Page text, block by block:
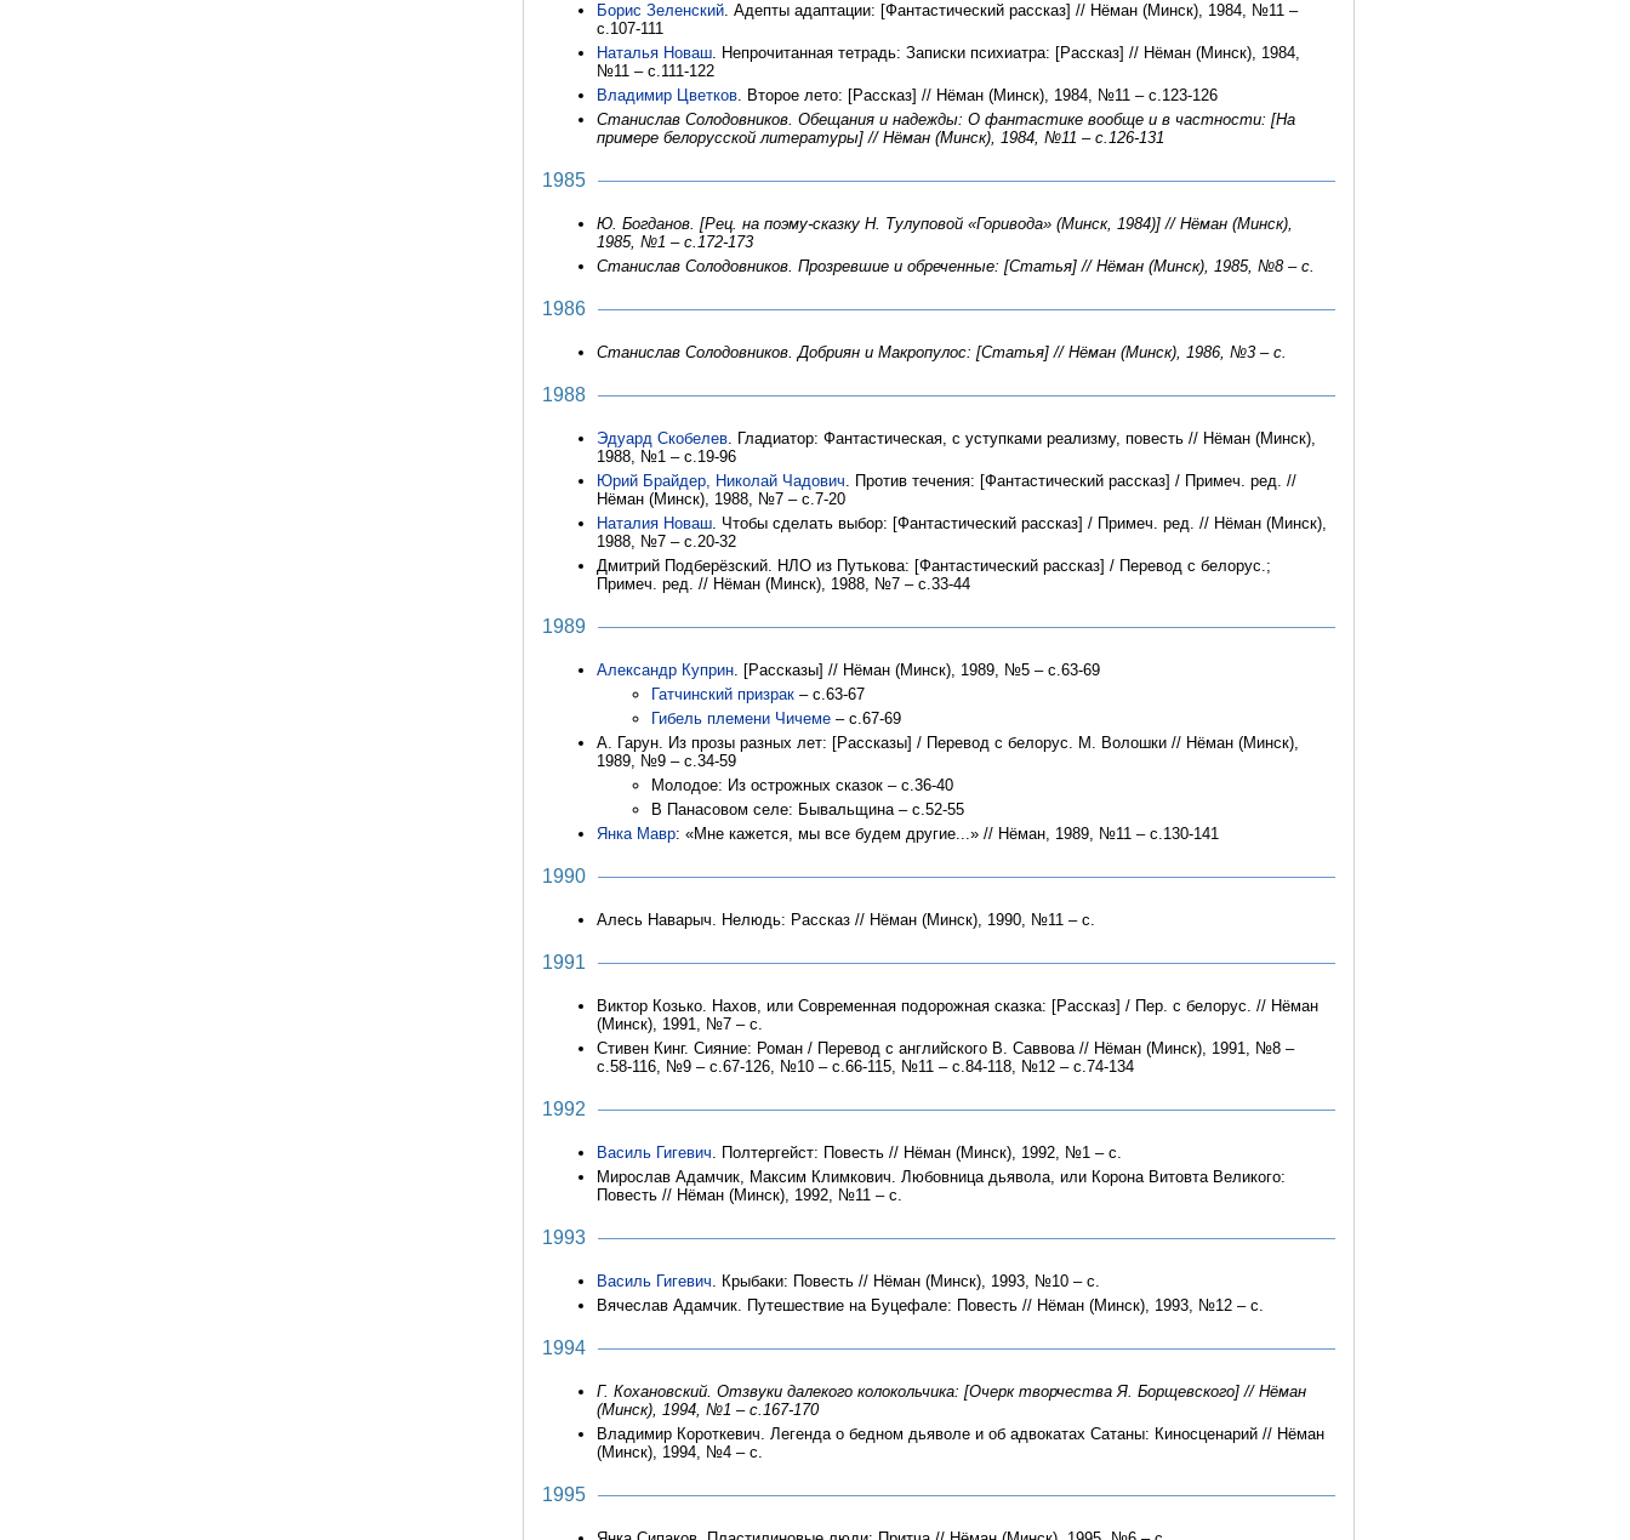
Борис Зеленский. Адепты адаптации: [Фантастический рассказ] // Нёман (Минск), 1984, №11 –
с.107-111
Наталья Новаш. Непрочитанная тетрадь: Записки психиатра: [Рассказ] // Нёман (Минск), 1984,
№11 – с.111-122
Владимир Цветков. Второе лето: [Рассказ] // Нёман (Минск), 1984, №11 – с.123-126
Станислав Солодовников. Обещания и надежды: О фантастике вообще и в частности: [На
примере белорусской литературы] // Нёман (Минск), 1984, №11 – с.126-131
1985
Ю. Богданов. [Рец. на поэму-сказку Н. Тулуповой «Горивода» (Минск, 1984)] // Нёман (Минск),
1985, №1 – с.172-173
Станислав Солодовников. Прозревшие и обреченные: [Статья] // Нёман (Минск), 1985, №8 – с.
1986
Станислав Солодовников. Добриян и Макропулос: [Статья] // Нёман (Минск), 1986, №3 – с.
1988
Эдуард Скобелев. Гладиатор: Фантастическая, с уступками реализму, повесть // Нёман (Минск),
1988, №1 – с.19-96
Юрий Брайдер, Николай Чадович. Против течения: [Фантастический рассказ] / Примеч. ред. //
Нёман (Минск), 1988, №7 – с.7-20
Наталия Новаш. Чтобы сделать выбор: [Фантастический рассказ] / Примеч. ред. // Нёман (Минск),
1988, №7 – с.20-32
Дмитрий Подберёзский. НЛО из Путькова: [Фантастический рассказ] / Перевод с белорус.;
Примеч. ред. // Нёман (Минск), 1988, №7 – с.33-44
1989
Александр Куприн. [Рассказы] // Нёман (Минск), 1989, №5 – с.63-69
Гатчинский призрак – с.63-67
Гибель племени Чичеме – с.67-69
А. Гарун. Из прозы разных лет: [Рассказы] / Перевод с белорус. М. Волошки // Нёман (Минск),
1989, №9 – с.34-59
Молодое: Из острожных сказок – с.36-40
В Панасовом селе: Бывальщина – с.52-55
Янка Мавр: «Мне кажется, мы все будем другие...» // Нёман, 1989, №11 – с.130-141
1990
Алесь Наварыч. Нелюдь: Рассказ // Нёман (Минск), 1990, №11 – с.
1991
Виктор Козько. Нахов, или Современная подорожная сказка: [Рассказ] / Пер. с белорус. // Нёман
(Минск), 1991, №7 – с.
Стивен Кинг. Сияние: Роман / Перевод с английского В. Саввова // Нёман (Минск), 1991, №8 –
с.58-116, №9 – с.67-126, №10 – с.66-115, №11 – с.84-118, №12 – с.74-134
1992
Василь Гигевич. Полтергейст: Повесть // Нёман (Минск), 1992, №1 – с.
Мирослав Адамчик, Максим Климкович. Любовница дьявола, или Корона Витовта Великого:
Повесть // Нёман (Минск), 1992, №11 – с.
1993
Василь Гигевич. Крыбаки: Повесть // Нёман (Минск), 1993, №10 – с.
Вячеслав Адамчик. Путешествие на Буцефале: Повесть // Нёман (Минск), 1993, №12 – с.
1994
Г. Кохановский. Отзвуки далекого колокольчика: [Очерк творчества Я. Борщевского] // Нёман
(Минск), 1994, №1 – с.167-170
Владимир Короткевич. Легенда о бедном дьяволе и об адвокатах Сатаны: Киносценарий // Нёман
(Минск), 1994, №4 – с.
1995